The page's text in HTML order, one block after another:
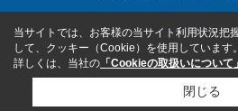
当サイトでは、お客様の当サイト利用状況把
して、クッキー（Cookie）を使用しています。
詳しくは、当社の 「Cookieの取扱いについて」
閉じる